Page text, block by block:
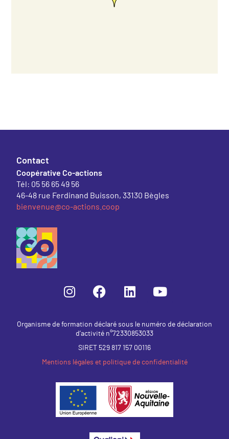
Contact
Coopérative Co-actions
Tél: 05 56 65 49 56
46-48 rue Ferdinand Buisson, 33130 Bègles
bienvenue@co-actions.coop
Organisme de formation déclaré sous le numéro de déclaration
d’activité n°72330853033
SIRET 529 817 157 00116
Mentions légales et politique de confidentialité